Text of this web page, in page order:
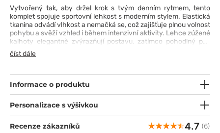
Vytvořený tak, aby držel krok s tvým denním rytmem, tento
komplet spojuje sportovní lehkost s moderním stylem. Elastická
tkanina odvádí vlhkost a nemačká se, což zajišťuje plnou volnost
pohybu a svěží vzhled i během intenzivní aktivity. Lehce zúžené
kalhoty elegantně zvýrazňují postavu, zatímco pohodlný pas
a praktické kapsy umožňují mít vše po ruce bez omezení. Jemné
prošití a síťované panely zajišťují ventilaci a komfort v každé
hodí jak do práce, tak na aktivní den, nabízející pohodlí,
funkčnost a moderní vzhled v jednom.
číst dále
Informace o produktu
Personalizace s výšivkou
Recenze zákazníků 4.7 (6)